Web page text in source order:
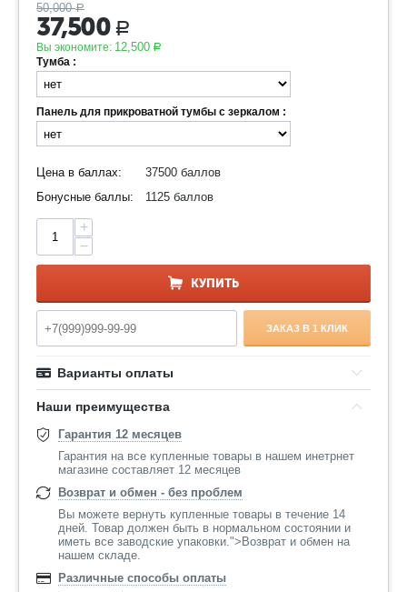
50,000 Р
37,500 Р
Вы экономите: 12,500 Р
Тумба :
Панель для прикроватной тумбы c зеркалом :
Цена в баллах:
37500 баллов
Бонусные баллы:
1125 баллов
+
−
КУПИТЬ
ЗАКАЗ В 1 КЛИК
Варианты оплаты
Наши преимущества
Гарантия 12 месяцев
Гарантия на все купленные товары в нашем инетрнет
магазине составляет 12 месяцев
Возврат и обмен - без проблем
Вы можете вернуть купленные товары в течение 14
дней. Товар должен быть в нормальном состоянии и
иметь все заводские упаковки.">Возврат и обмен на
нашем складе.
Различные способы оплаты